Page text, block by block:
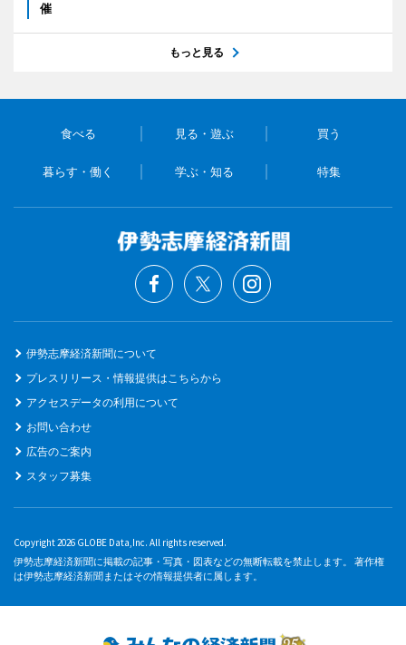
催
もっと見る
食べる 見る・遊ぶ 買う
暮らす・働く 学ぶ・知る 特集
伊勢志摩経済新聞について
プレスリリース・情報提供はこちらから
アクセスデータの利用について
お問い合わせ
広告のご案内
スタッフ募集
Copyright 2026 GLOBE Data,Inc. All rights reserved.
伊勢志摩経済新聞に掲載の記事・写真・図表などの無断転載を禁止します。 著作権
は伊勢志摩経済新聞またはその情報提供者に属します。